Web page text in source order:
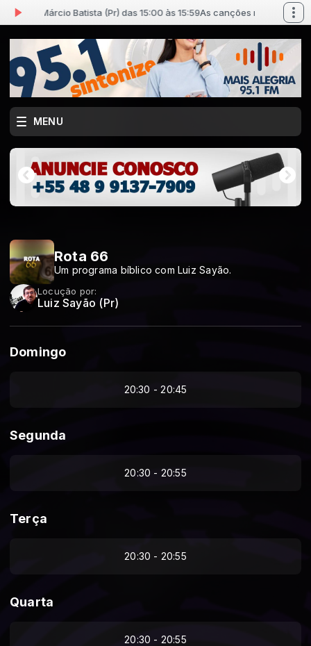
Márcio Batista (Pr) das 15:00 às 15:59As canções nacionais mais
MENU
Rota 66
Um programa bíblico com Luiz Sayão.
Locução por:
Luiz Sayão (Pr)
Domingo
20:30 - 20:45
Segunda
20:30 - 20:55
Terça
20:30 - 20:55
Quarta
20:30 - 20:55